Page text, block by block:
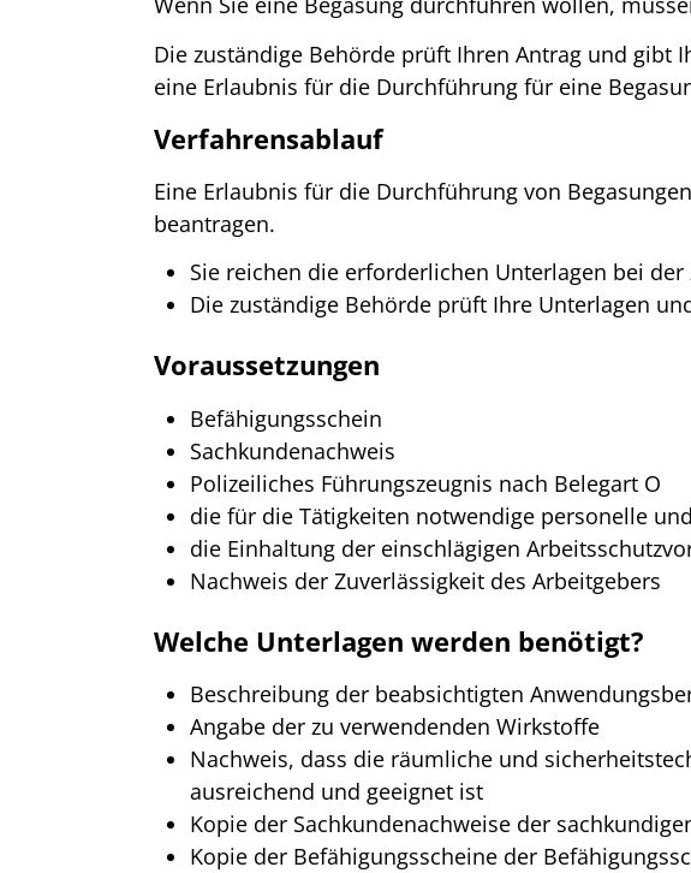
Die zuständige Behörde prüft Ihren Antrag und gibt
eine Erlaubnis für die Durchführung für eine
Verfahrensablauf
Eine Erlaubnis für die Durchführung von
beantragen.
Sie reichen die erforderlichen Unterlagen bei
Die zuständige Behörde prüft Ihre Unterlagen
Voraussetzungen
Befähigungsschein
Sachkundenachweis
Polizeiliches Führungszeugnis nach Belegart O
die für die Tätigkeiten notwendige personelle
die Einhaltung der einschlägigen
Nachweis der Zuverlässigkeit des Arbeitgebers
Welche Unterlagen werden benötigt?
Beschreibung der beabsichtigten
Angabe der zu verwendenden Wirkstoffe
Nachweis, dass die räumliche und
ausreichend und geeignet ist
Kopie der Sachkundenachweise der
Kopie der Befähigungsscheine der